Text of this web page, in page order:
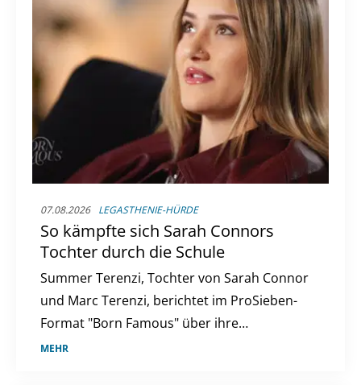
07.08.2026 LEGASTHENIE-HÜRDE
So kämpfte sich Sarah Connors
Tochter durch die Schule
Summer Terenzi, Tochter von Sarah Connor
und Marc Terenzi, berichtet im ProSieben-
Format "Born Famous" über ihre
Herausforderungen in der Schule aufgrund
MEHR